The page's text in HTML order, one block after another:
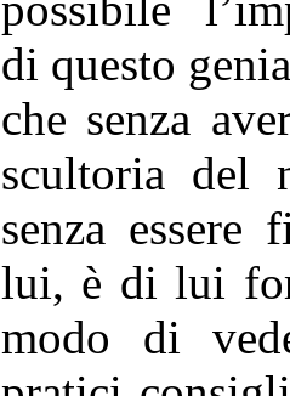
di questo
che senza
scultoria del
senza essere
lui, è di lui
modo di